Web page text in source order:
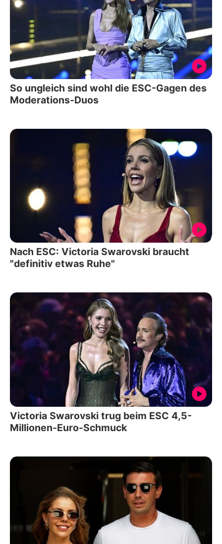
So ungleich sind wohl die ESC-Gagen des
Moderations-Duos
Nach ESC: Victoria Swarovski braucht
"definitiv etwas Ruhe"
Victoria Swarovski trug beim ESC 4,5-
Millionen-Euro-Schmuck